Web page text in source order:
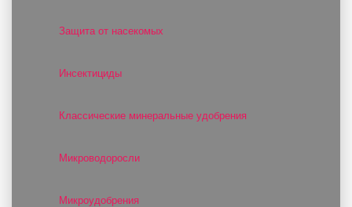
Защита от насекомых
Инсектициды
Классические минеральные удобрения
Микроводоросли
Микроудобрения